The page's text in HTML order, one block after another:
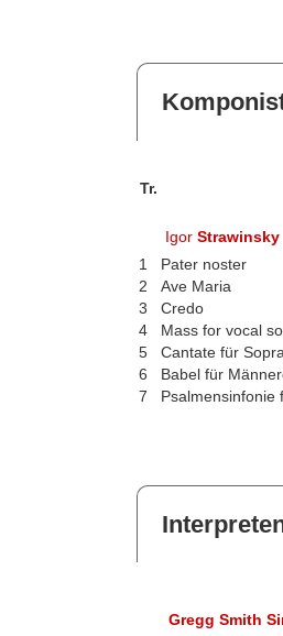
Tr.
IgorStrawinsky
1
Pater noster
2
Ave Maria
3
Credo
4
Mass for vocal
5
Cantate für
6
Babel für
7
Psalmensinfonie
Gregg Smith